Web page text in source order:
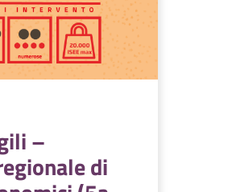
–
di